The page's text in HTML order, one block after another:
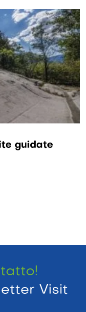
guidate
Visit